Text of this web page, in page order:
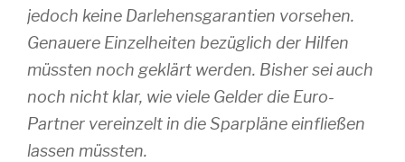
jedoch keine Darlehensgarantien vorsehen.
Genauere Einzelheiten bezüglich der Hilfen
müssten noch geklärt werden. Bisher sei auch
noch nicht klar, wie viele Gelder die Euro-
Partner vereinzelt in die Sparpläne einfließen
lassen müssten.